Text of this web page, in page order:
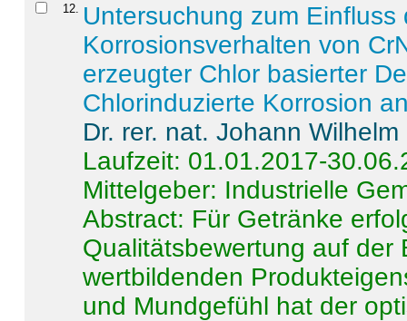
12
Untersuchung zum
Korrosionsverhalten von
erzeugter Chlor basierter
Chlorinduzierte Korrosion
Dr. rer. nat. Johann
Laufzeit: 01.01.2017-
Mittelgeber: Industrielle
Abstract: Für Getränke
Qualitätsbewertung auf der
wertbildenden
und Mundgefühl hat der